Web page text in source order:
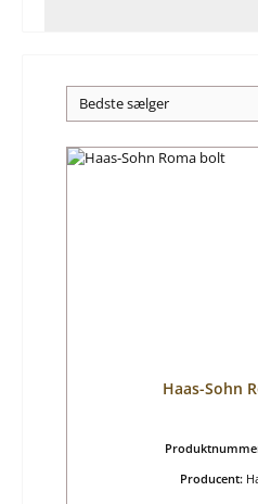
Haas-Sohn
Producent: